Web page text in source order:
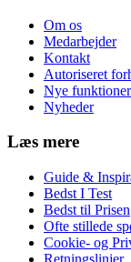
Om os
Medarbejder
Kontakt
Autoriseret
Nye funktioner
Nyheder
Læs mere
Guide &
Bedst I Test
Bedst til Prisen
Ofte stillede
Cookie- og
Retningslinjer